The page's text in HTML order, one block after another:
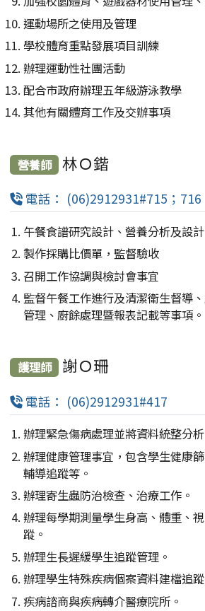
運動場所之使用及管理
學校體育重點發展項目訓練
辦理運動性社團活動
配合市政府辦理五年級游泳教學
其他有關體育工作及交辦事項
營養師 林Ｏ鍇
電話： (06)2912931#715；716
午餐食譜研究設計、營養分析及設計
製作採購比價單，監督驗收
召開工作協調與檢討會事宜
監督午餐工作進行及清潔衛生督導
管理、廚餘處理暨報表記載等事項。
護理師 謝Ｏ珊
電話： (06)2912931#417
辦理緊急傷病處理並將資料統整分析
辦理健康管理事宜，包含學生健康
輔導追蹤等。
辦理寄生蟲防治檢查、治療工作。
辦理每學期測量學生身高、體重、
蹤。
辦理生長遲緩學生追蹤管理。
辦理學生特殊疾病個案資料建檔追蹤
疾病諮商與疾病轉介醫療院所。